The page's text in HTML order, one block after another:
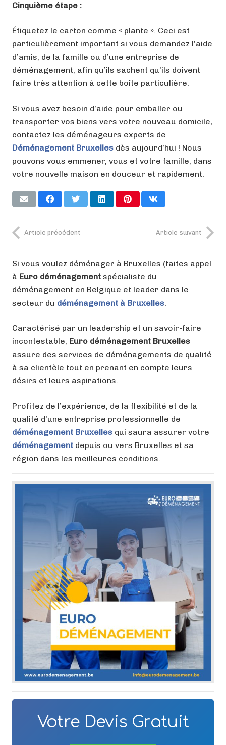
Cinquième étape :
Étiquetez le carton comme « plante ». Ceci est
particulièrement important si vous demandez l’aide
d’amis, de la famille ou d’une entreprise de
déménagement, afin qu’ils sachent qu’ils doivent
faire très attention à cette boîte particulière.
Si vous avez besoin d’aide pour emballer ou
transporter vos biens vers votre nouveau domicile,
contactez les déménageurs experts de
Déménagement Bruxelles dès aujourd’hui ! Nous
pouvons vous emmener, vous et votre famille, dans
votre nouvelle maison en douceur et rapidement.
Article précédent Article suivant
Si vous voulez déménager à Bruxelles (faites appel
à Euro déménagement spécialiste du
déménagement en Belgique et leader dans le
secteur du déménagement à Bruxelles.
Caractérisé par un leadership et un savoir-faire
incontestable, Euro déménagement Bruxelles
assure des services de déménagements de qualité
à sa clientèle tout en prenant en compte leurs
désirs et leurs aspirations.
Profitez de l’expérience, de la flexibilité et de la
qualité d’une entreprise professionnelle de
déménagement Bruxelles qui saura assurer votre
déménagement depuis ou vers Bruxelles et sa
région dans les meilleures conditions.
Votre Devis Gratuit